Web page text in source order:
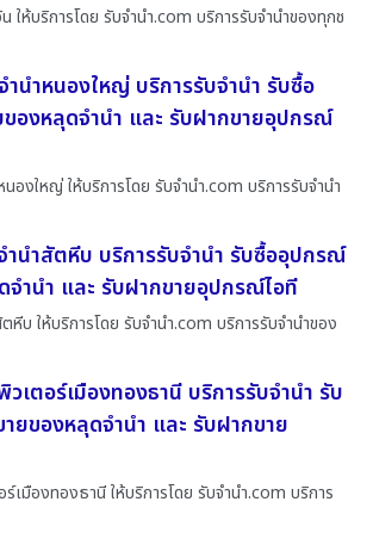
ให้บริการโดย รับจํานํา.com บริการรับจำนำของทุกช
นำหนองใหญ่ บริการรับจำนำ รับซื้อ
องหลุดจำนำ และ รับฝากขายอุปกรณ์
องใหญ่ ให้บริการโดย รับจํานํา.com บริการรับจำนำ
นำสัตหีบ บริการรับจำนำ รับซื้ออุปกรณ์
จำนำ และ รับฝากขายอุปกรณ์ไอที
หีบ ให้บริการโดย รับจํานํา.com บริการรับจำนำของ
เตอร์เมืองทองธานี บริการรับจำนำ รับ
ยของหลุดจำนำ และ รับฝากขาย
เมืองทองธานี ให้บริการโดย รับจํานํา.com บริการ